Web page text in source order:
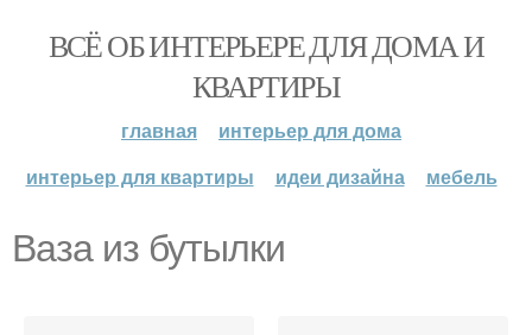
ВСЁ ОБ ИНТЕРЬЕРЕ ДЛЯ ДОМА И
КВАРТИРЫ
главная
интерьер для дома
интерьер для квартиры
идеи дизайна мебель
Ваза из бутылки